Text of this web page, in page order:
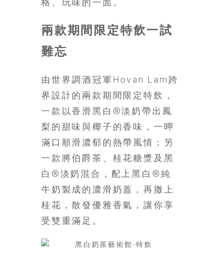
格、玩味的一面。
兩款期間限定特飲一試
難忘
由世界調酒冠軍Hovan Lam跨
界設計的兩款期間限定特飲，
一款以香滑黑白®淡奶帶出鳳
梨的甜味與椰子的香味，一呷
滿口順滑濃郁的熱帶風情；另
一款將伯爵茶、桂花糖漿及黑
白®淡奶混合，配上黑白®純
牛奶製成的濃滑奶蓋，再撒上
桂花，散發優雅香氣，讓你享
受雙重滿足。